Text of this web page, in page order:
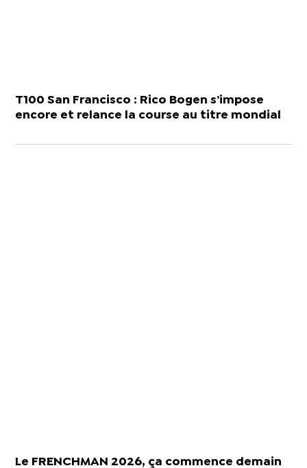
T100 San Francisco : Rico Bogen s’impose
encore et relance la course au titre mondial
Le FRENCHMAN 2026, ça commence demain